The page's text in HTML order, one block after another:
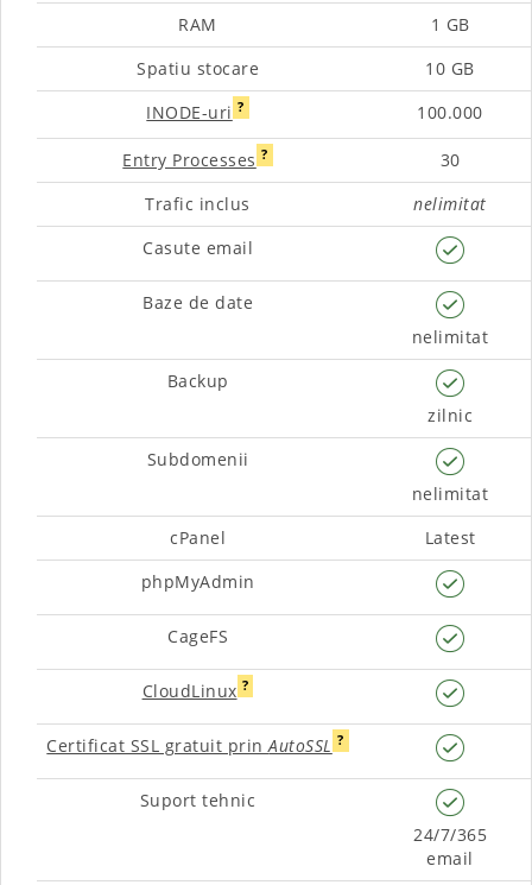
RAM
1 GB
Spatiu stocare
10 GB
INODE-uri ? 100.000
Entry Processes ?
30
Trafic inclus
nelimitat
Casute email
Baze de date
nelimitat
Backup
zilnic
Subdomenii
nelimitat
cPanel
Latest
phpMyAdmin
CageFS
CloudLinux ?
Certificat SSL gratuit prinAutoSSL ?
Suport tehnic
24/7/365
email